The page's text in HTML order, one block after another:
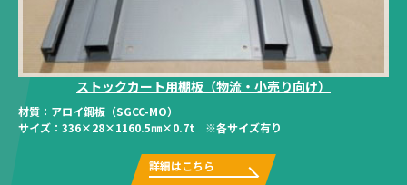
ストックカート用棚板（物流・小売り向け）
材質： アロイ鋼板（SGCC-MO）
サイズ： 336×28×1160.5㎜×0.7t ※各サイズ有り
詳細はこちら